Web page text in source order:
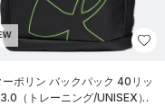
ポリン バックパック 40リッ
3.0（トレーニング/UNISEX）